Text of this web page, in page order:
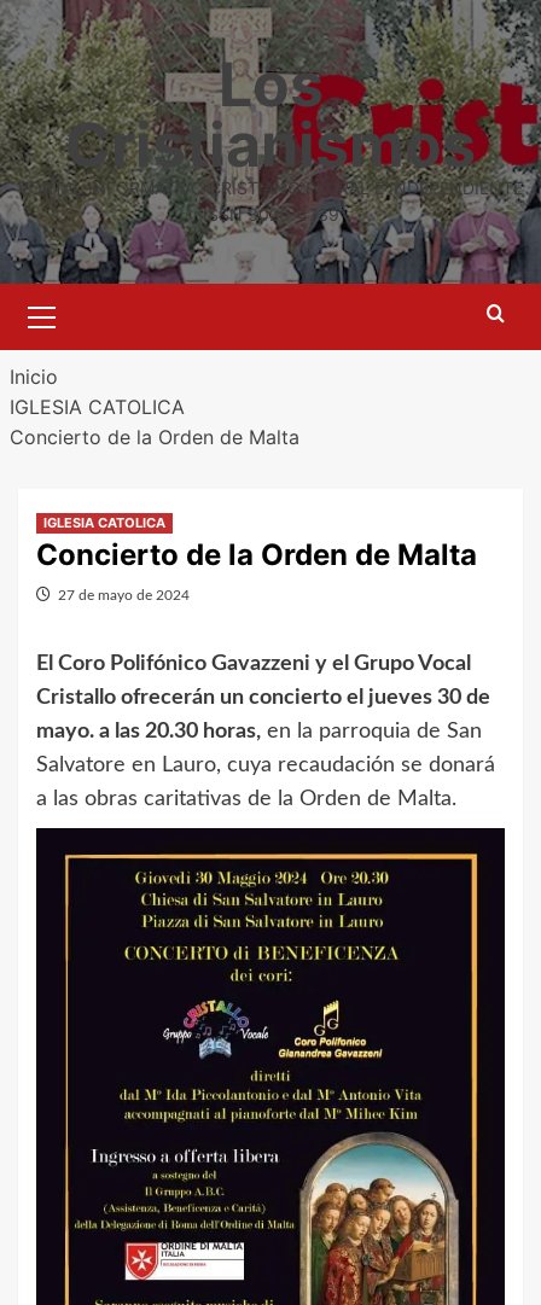
Saltar
al
contenido
Los
Cristianismos
PORTAL INFORMATIVO CRISTIANO PLURAL E INDEPENDIENTE
ISSN 3020-4739
primario
Inicio
IGLESIA CATOLICA
Concierto de la Orden de Malta
IGLESIA CATOLICA
Concierto de la Orden de Malta
27 de mayo de 2024
El Coro Polifónico Gavazzeni y el Grupo Vocal
Cristallo ofrecerán un concierto el jueves 30 de
mayo. a las 20.30 horas, en la parroquia de San
Salvatore en Lauro, cuya recaudación se donará
a las obras caritativas de la Orden de Malta.